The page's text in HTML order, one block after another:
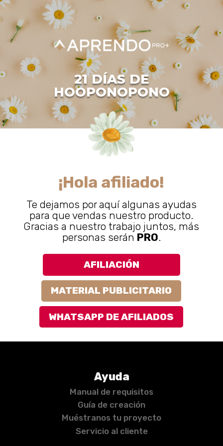
21 DÍAS DE
HOOPONOPONO
¡Hola afiliado!
Te dejamos por aquí algunas ayudas
para que vendas nuestro producto.
Gracias a nuestro trabajo juntos, más
personas serán PRO.
AFILIACIÓN
MATERIAL PUBLICITARIO
WHATSAPP DE AFILIADOS
Ayuda
Manual de requisitos
Guía de creación
Muéstranos tu proyecto
Servicio al cliente